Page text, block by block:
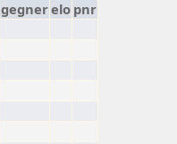
gegnerelo pnr